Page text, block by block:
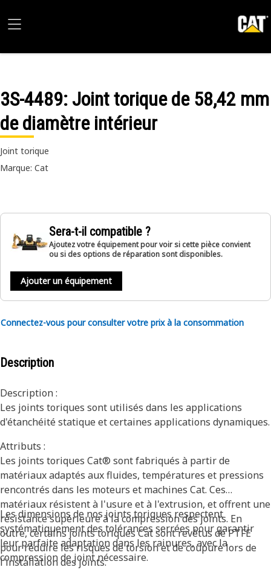
3S-4489: Joint torique de 58,42 mm
de diamètre intérieur
Joint torique
Marque: Cat
Sera-t-il compatible ?
Ajoutez votre équipement pour voir si cette pièce convient
ou si des options de réparation sont disponibles.
Ajouter un équipement
Connectez-vous pour consulter votre prix à la consommation
Description
Description :
Les joints toriques sont utilisés dans les applications
d'étanchéité statique et certaines applications dynamiques.
Attributs :
Les joints toriques Cat® sont fabriqués à partir de
matériaux adaptés aux fluides, températures et pressions
rencontrés dans les moteurs et machines Cat. Ces
matériaux résistent à l'usure et à l'extrusion, et offrent une
résistance supérieure à la compression des joints. En
outre, certains joints toriques Cat sont revêtus de PTFE
pour réduire les risques de torsion et de coupure lors de
l'installation des joints.
Les dimensions de nos joints toriques respectent
systématiquement des tolérances serrées pour garantir
leur parfaite adaptation dans les rainures, avec la
compression de joint nécessaire.